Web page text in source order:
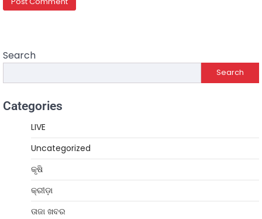
Search
Search
Categories
LIVE
Uncategorized
କୃଷି
କ୍ରୀଡ଼ା
ତାଜା ଖବର